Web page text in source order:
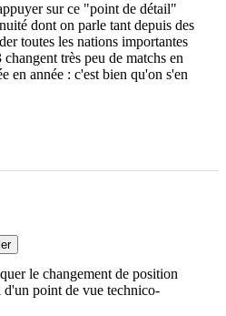
sur ce "point de détail"
dont on parle tant depuis des
toutes les nations importantes
très peu de matchs en
en année : c'est bien qu'on s'en
le changement de position
d'un point de vue technico-